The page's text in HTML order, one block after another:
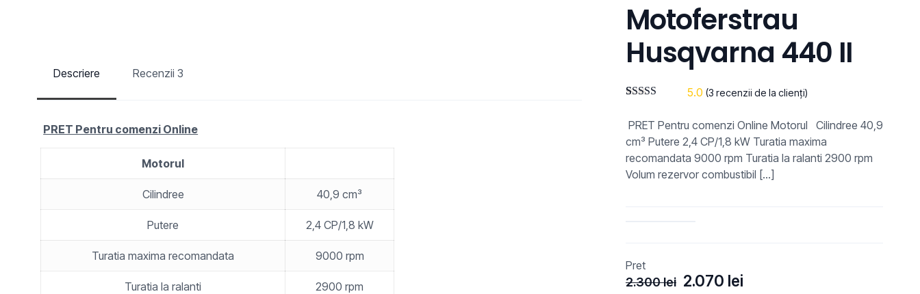
Descriere Recenzii 3
PRET Pentru comenzi Online
Motorul
Cilindree 40,9 cm³
Putere 2,4 CP/1,8 kW
Turatia maxima recomandata 9000 rpm
Turatia la ralanti 2900 rpm
Motoferstrau
Husqvarna 440 II
baza a
evaluări de la
5.0 (3 recenzii de la clienți)
PRET Pentru comenzi Online Motorul Cilindree 40,9
cm³ Putere 2,4 CP/1,8 kW Turatia maxima
recomandata 9000 rpm Turatia la ralanti 2900 rpm
Volum rezervor combustibil […]
Pret
2.300lei Prețul
2.070 leiPrețul